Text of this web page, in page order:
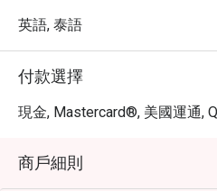
英語, 泰語
付款選擇
現金, Mastercard®, 美國運通,
商戶細則